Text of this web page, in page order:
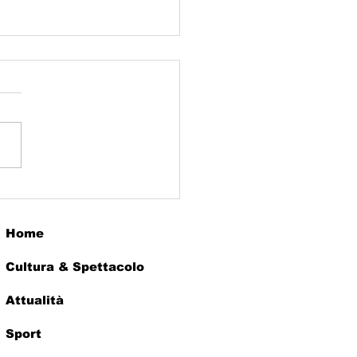
Home
Cultura & Spettacolo
Attualità
Sport